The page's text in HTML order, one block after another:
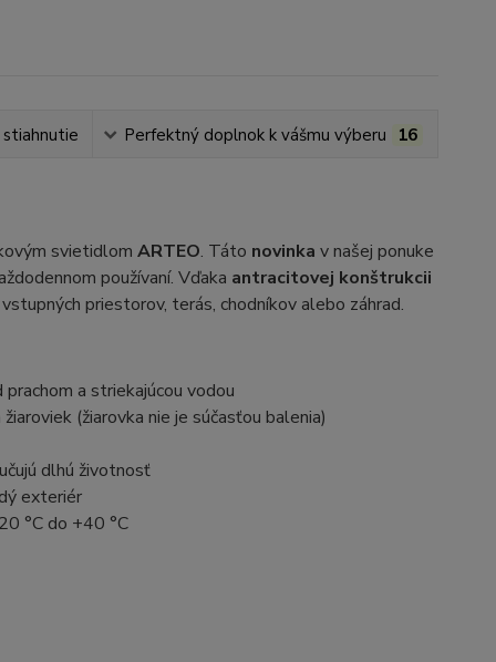
stiahnutie Perfektný doplnok k vášmu výberu 16
svietidlom ARTEO. Táto novinka v našej ponuke
používaní. Vďaka antracitovej konštrukcii
priestorov, terás, chodníkov alebo záhrad.
a striekajúcou vodou
(žiarovka nie je súčasťou balenia)
dlhú životnosť
exteriér
°C do +40 °C